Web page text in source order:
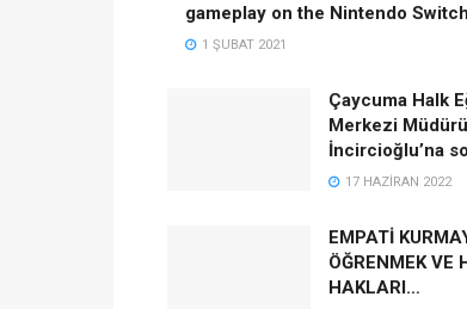
gameplay on the Nintendo Switch
1 ŞUBAT 2021
Çaycuma Halk
Merkezi
İncircioğlu’na
17 HAZIRAN 2022
EMPATİ
ÖĞRENMEK VE
HAKLARI…